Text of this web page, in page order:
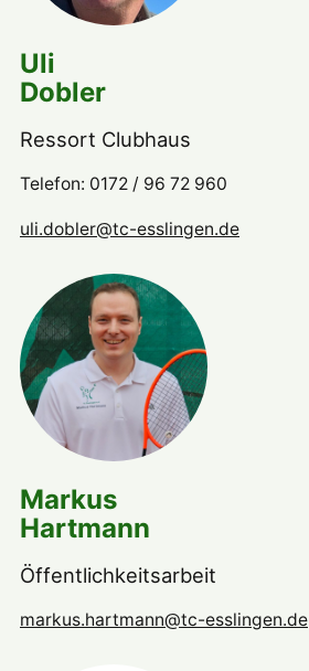
Uli
Dobler
Ressort Clubhaus
Telefon: 0172 / 96 72 960
uli.dobler@tc-esslingen.de
Markus
Hartmann
Öffentlichkeitsarbeit
markus.hartmann@tc-esslingen.de